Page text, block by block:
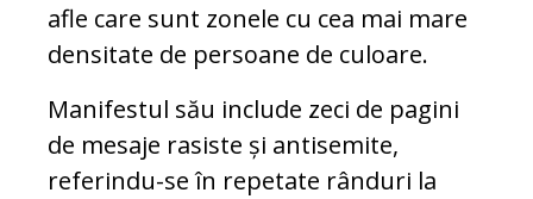
afle care sunt zonele cu cea mai mare
densitate de persoane de culoare.
Manifestul său include zeci de pagini
de mesaje rasiste și antisemite,
referindu-se în repetate rânduri la